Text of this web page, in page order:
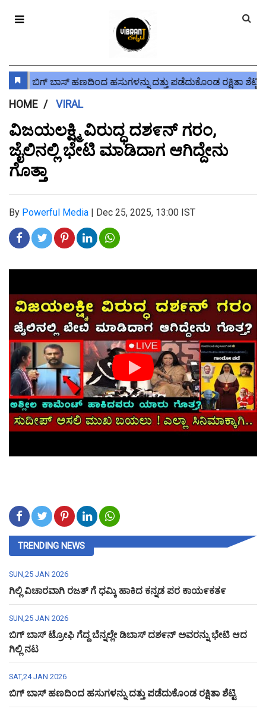
HOME VIRAL
ವಿಜಯಲಕ್ಷ್ಮಿ ವಿರುದ್ಧ ದಶ೯ನ್ ಗರಂ,
ಜೈಲಿನಲ್ಲಿ ಭೇಟಿ ಮಾಡಿದಾಗ ಆಗಿದ್ದೇನು
ಗೊತ್ತಾ
By Powerful Media | Dec 25, 2025, 13:00 IST
TRENDING NEWS
SUN,25 JAN 2026
ಗಿಲ್ಲಿ ವಿಚಾರವಾಗಿ ರಜತ್ ಗೆ ಧಮ್ಕಿ ಹಾಕಿದ ಕನ್ನಡ ಪರ ಕಾಯ೯ಕತ೯
SUN,25 JAN 2026
ಬಿಗ್ ಬಾಸ್ ಟ್ರೋಫಿ ಗೆದ್ದ ಬೆನ್ನಲ್ಲೇ ಡಿಬಾಸ್ ದಶ೯ನ್ ಅವರನ್ನು ಭೇಟಿ ಆದ
ಗಿಲ್ಲಿ ನಟ
SAT,24 JAN 2026
ಬಿಗ್ ಬಾಸ್ ಹಣದಿಂದ ಹಸುಗಳನ್ನು ದತ್ತು ಪಡೆದುಕೊಂಡ ರಕ್ಷಿತಾ ಶೆಟ್ಟಿ